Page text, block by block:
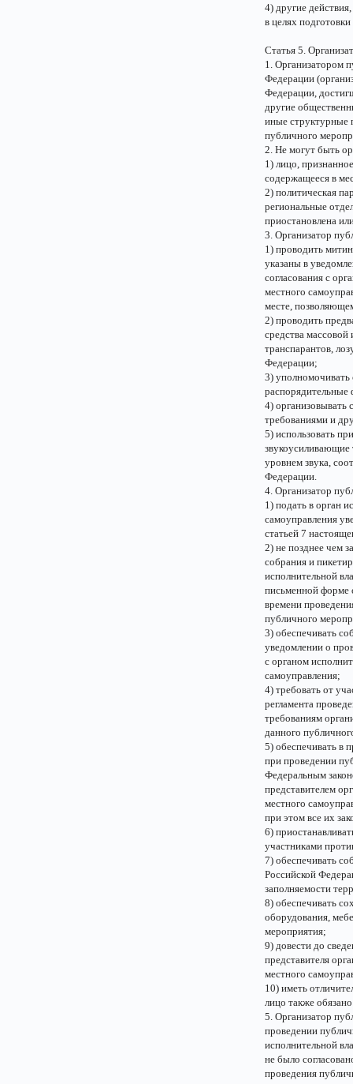
4) другие
в целях
Статья 5.
1. Организатором
Федерации
Федерации,
другие
иные структурные
публичного
2. Не могут быть
1) лицо,
содержащееся в
2) политическая
региональные
приостановлена
3. Организатор
1) проводить
указаны в
согласования с
местного
месте,
2) проводить
средства массовой
транспарантов,
Федерации;
3) уполномочивать
распорядительные
4)
требованиями и
5) использовать
звукоусиливающие
уровнем звука,
Федерации.
4. Организатор
1) подать в орган
самоуправления
статьей 7
2) не позднее чем
собрания и
исполнительной
письменной форме
времени
публичного
3) обеспечивать
уведомлении о
с органом
самоуправления;
4) требовать от
регламента
требованиям
данного
5) обеспечивать в
при проведении
Федеральным
представителем
местного
при этом все их
6)
участниками
7) обеспечивать
Российской
заполняемости
8) обеспечивать
оборудования,
мероприятия;
9) довести до
представителя
местного
10) иметь
лицо также
5. Организатор
проведении
исполнительной
не было
проведения